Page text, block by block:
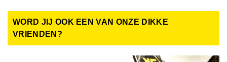
WORD JIJ OOK EEN VAN ONZE DIKKE
VRIENDEN?